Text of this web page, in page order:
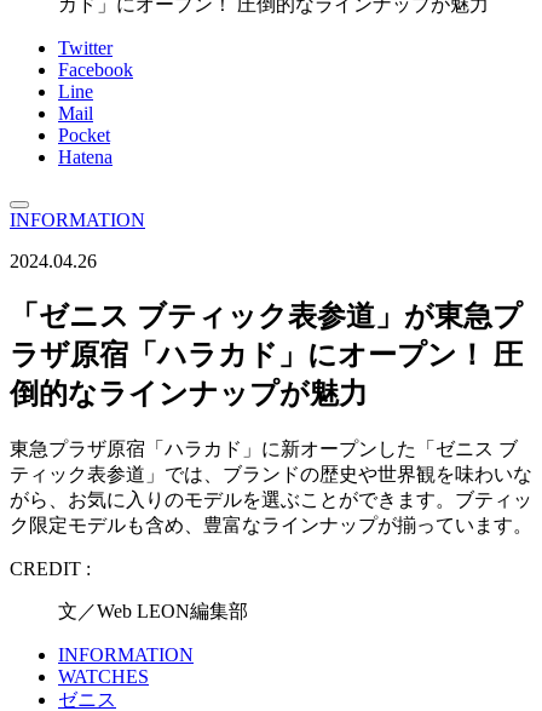
カド」にオープン！ 圧倒的なラインナップが魅力
Twitter
Facebook
Line
Mail
Pocket
Hatena
INFORMATION
2024.04.26
「ゼニス ブティック表参道」が東急プ
ラザ原宿「ハラカド」にオープン！ 圧
倒的なラインナップが魅力
東急プラザ原宿「ハラカド」に新オープンした「ゼニス ブ
ティック表参道」では、ブランドの歴史や世界観を味わいな
がら、お気に入りのモデルを選ぶことができます。ブティッ
ク限定モデルも含め、豊富なラインナップが揃っています。
CREDIT :
文／Web LEON編集部
INFORMATION
WATCHES
ゼニス